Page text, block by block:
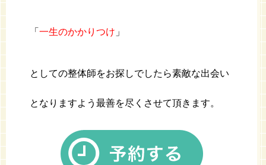
「 一生のかかりつけ 」
としての整体師をお探しでしたら素敵な出会い
となりますよう最善を尽くさせて頂きます。